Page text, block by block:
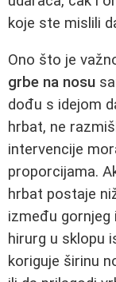
koje ste mislili
Ono što je
grbe na nosu
dođu s idejom
hrbat, ne
intervencije
proporcijama.
hrbat postaje
između gornjeg
hirurg u sklopu
koriguje širinu